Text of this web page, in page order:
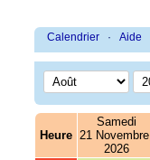
Calendrier · Aide
Heure
Samedi
21
2026